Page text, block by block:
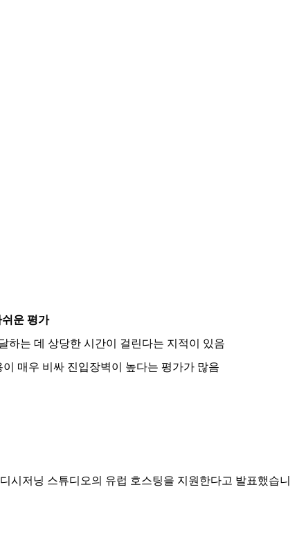
쉬운 평가
하는 데 상당한 시간이 걸린다는 지적이 있음
매우 비싸 진입장벽이 높다는 평가가 많음
저닝 스튜디오의 유럽 호스팅을 지원한다고 발표했습니